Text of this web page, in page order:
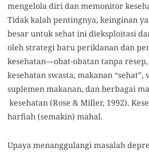
mengelola diri dan memonitor
Tidak kalah pentingnya, keinginan
besar untuk sehat ini dieksploitasi
oleh strategi baru periklanan dan
kesehatan—obat-obatan tanpa
kesehatan swasta, makanan “sehat”,
suplemen makanan, dan berbagai
kesehatan (Rose & Miller, 1992).
harfiah (semakin) mahal.
Upaya menanggulangi masalah